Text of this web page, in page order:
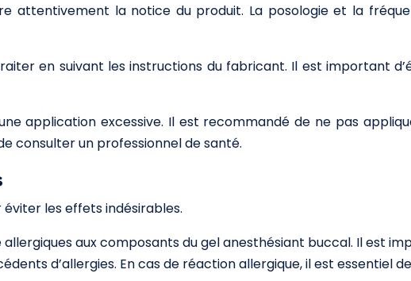
attentivement la notice du produit. La posologie et la
en suivant les instructions du fabricant. Il est important
application excessive. Il est recommandé de ne pas
consulter un professionnel de santé.
les effets indésirables.
aux composants du gel anesthésiant buccal. Il est
d’allergies. En cas de réaction allergique, il est essentiel